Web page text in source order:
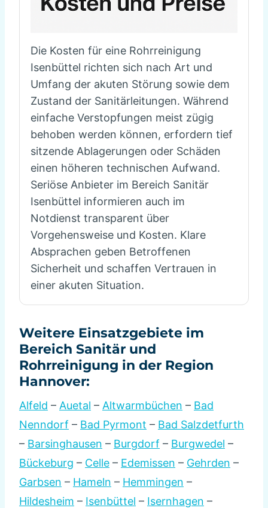
Die Kosten für eine Rohrreinigung
Isenbüttel richten sich nach Art und
Umfang der akuten Störung sowie dem
Zustand der Sanitärleitungen. Während
einfache Verstopfungen meist zügig
behoben werden können, erfordern tief
sitzende Ablagerungen oder Schäden
einen höheren technischen Aufwand.
Seriöse Anbieter im Bereich Sanitär
Isenbüttel informieren auch im
Notdienst transparent über
Vorgehensweise und Kosten. Klare
Absprachen geben Betroffenen
Sicherheit und schaffen Vertrauen in
einer akuten Situation.
Weitere Einsatzgebiete im
Bereich Sanitär und
Rohrreinigung in der Region
Hannover:
Alfeld – Auetal – Altwarmbüchen – Bad
Nenndorf – Bad Pyrmont – Bad Salzdetfurth
– Barsinghausen – Burgdorf – Burgwedel –
Bückeburg – Celle – Edemissen – Gehrden –
Garbsen – Hameln – Hemmingen –
Hildesheim – Isenbüttel – Isernhagen –